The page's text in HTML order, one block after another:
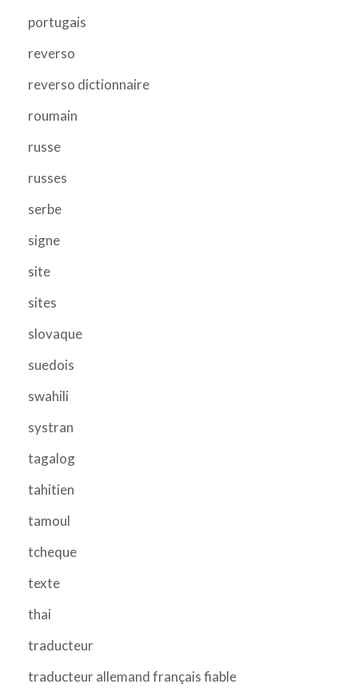
portugais
reverso
reverso dictionnaire
roumain
russe
russes
serbe
signe
site
sites
slovaque
suedois
swahili
systran
tagalog
tahitien
tamoul
tcheque
texte
thai
traducteur
traducteur allemand français fiable